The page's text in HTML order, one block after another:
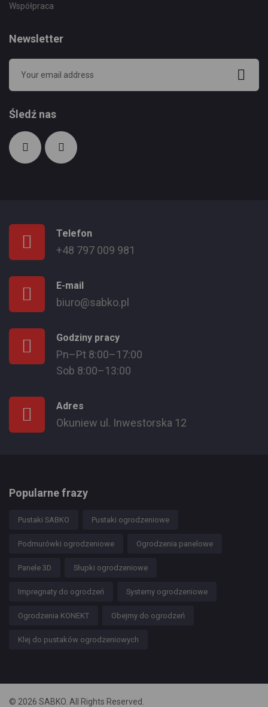
Współpraca
Newsletter
Śledź nas
Telefon
+48 797 009 981
E-mail
biuro@sabko.pl
Godziny pracy
Pn–Pt 8:00–17:00
Sob 8:00–13:00
Adres
Okuniew ul. Inwestorska 12
Popularne frazy
Pustaki SABKO Pustaki ogrodzeniowe
Podmurówki ogrodzeniowe Ogrodzenia panelowe
Panele 3D Słupki ogrodzeniowe
Impregnaty do ogrodzeń Systemy ogrodzeniowe
Ogrodzenia KONEKT Obejmy do ogrodzeń
Klej do pustaków ogrodzeniowych
© 2026 SABKO. All Rights Reserved.